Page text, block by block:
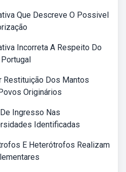
Que Descreve O Possivel
Incorreta A Respeito Do
Restituição Dos Mantos
Originários
Ingresso Nas
Identificadas
E Heterótrofos Realizam